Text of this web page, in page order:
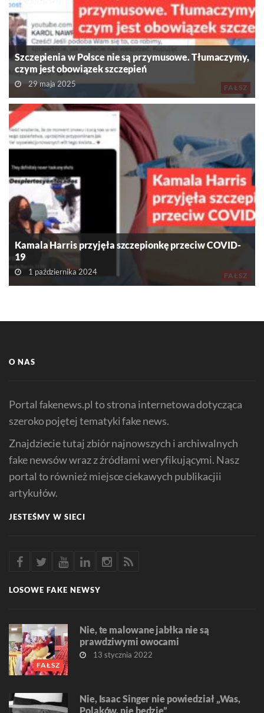
FAŁSZ
Szczepienia w Polsce nie są przymusowe. Tłumaczymy,
czym jest obowiązek szczepień
29 maja 2025
FAŁSZ
Kamala Harris przyjęła szczepionkę przeciw COVID-
19
1 października 2024
O NAS
Portal fakenews.pl to strona internetowa dotycząca
szeroko pojętej tematyki fake news.
Znajdziecie tutaj zbiór najnowszych i archiwalnych
fake newsów wraz z źródłami weryfikującymi. Nasz
portal to również miejsce ciekawych publikacjii
artykułów.
JESTEŚMY W SIECI
LOSOWE FAKE NEWSY
FAŁSZ
Nie, te malowane jabłka nie są
prawdziwymi owocami
13 stycznia 2022
Nie, Isaac Singer nie powiedział „Was,
Polaków, nie będzie”